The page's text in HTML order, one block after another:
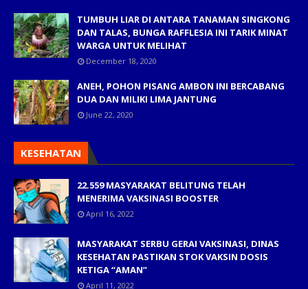
TUMBUH LIAR DI ANTARA TANAMAN SINGKONG
DAN TALAS, BUNGA RAFFLESIA INI TARIK MINAT
WARGA UNTUK MELIHAT
December 18, 2020
ANEH, POHON PISANG AMBON INI BERCABANG
DUA DAN MILIKI LIMA JANTUNG
June 22, 2020
KESEHATAN
22.559 MASYARAKAT BELITUNG TELAH
MENERIMA VAKSINASI BOOSTER
April 16, 2022
MASYARAKAT SERBU GERAI VAKSINASI, DINAS
KESEHATAN PASTIKAN STOK VAKSIN DOSIS
KETIGA “AMAN”
April 11, 2022